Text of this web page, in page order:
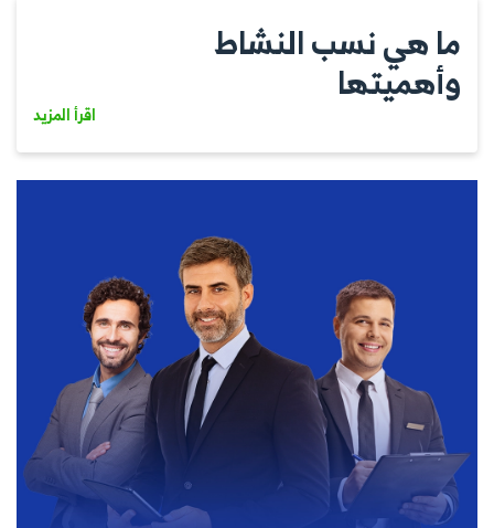
ما هي نسب النشاط
وأهميتها
اقرأ المزيد